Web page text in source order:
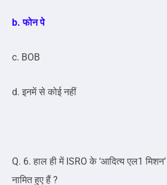
b. फोन पे
c. BOB
d. इनमें से कोई नहीं
Q. 6. हाल ही में ISRO के ‘आदित्य एल1
नामित हुए हैं ?